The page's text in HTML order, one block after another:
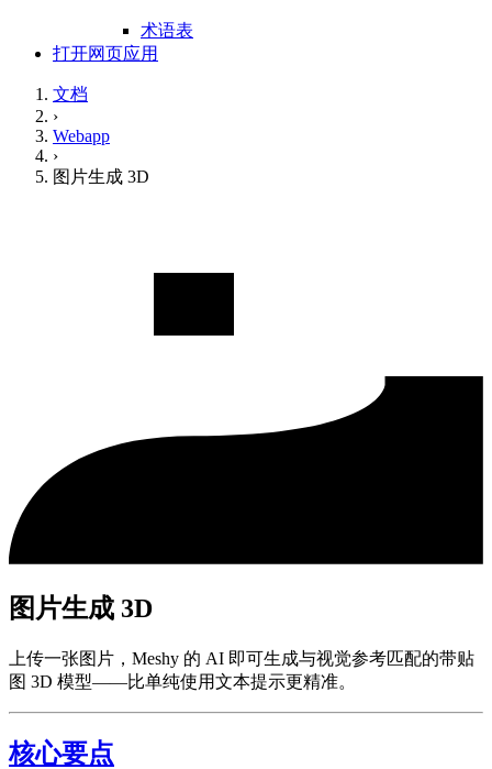
术语表
打开网页应用
文档
›
Webapp
›
图片生成 3D
图片生成 3D
上传一张图片，Meshy 的 AI 即可生成与视觉参考匹配的带贴
图 3D 模型——比单纯使用文本提示更精准。
核心要点